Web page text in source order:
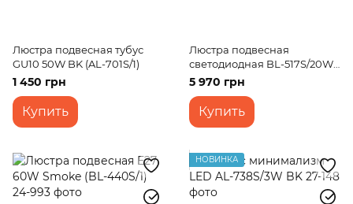
Люстра подвесная тубус
GU10 50W BK (AL-701S/1)
1 450 грн
Купить
Люстра подвесная
светодиодная BL-517S/20W
BK
5 970 грн
Купить
НОВИНКА